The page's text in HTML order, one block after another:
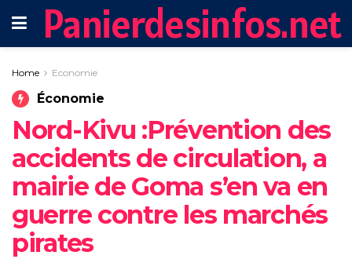
Panierdesinfos.net
Home Economie
Économie
Nord-Kivu :Prévention des
accidents de circulation, a
mairie de Goma s’en va en
guerre contre les marchés
pirates